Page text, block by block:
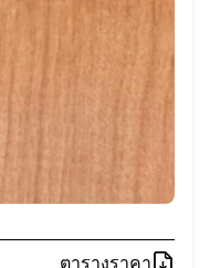
ตารางราคา